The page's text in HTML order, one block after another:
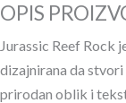
OPIS
Jurassic Reef Rock
dizajnirana da
prirodan oblik i